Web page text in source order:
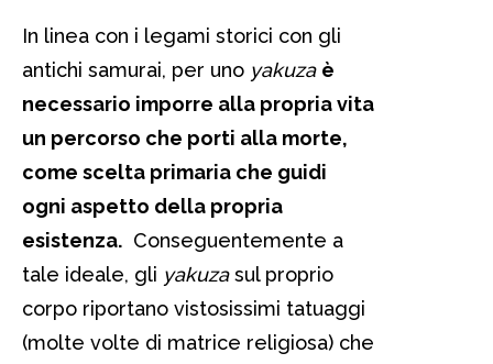
In linea con i legami storici con gli
antichi samurai, per uno yakuza è
necessario imporre alla propria vita
un percorso che porti alla morte,
come scelta primaria che guidi
ogni aspetto della propria
esistenza. Conseguentemente a
tale ideale, gli yakuzasul proprio
corpo riportano vistosissimi tatuaggi
(molte volte di matrice religiosa) che